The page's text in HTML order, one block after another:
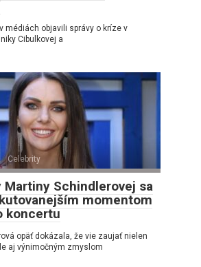
médiách objavili správy o kríze v
Cibulkovej a
Celebrity
Martiny Schindlerovej sa
momentom
koncertu
opäť dokázala, že vie zaujať nielen
aj výnimočným zmyslom